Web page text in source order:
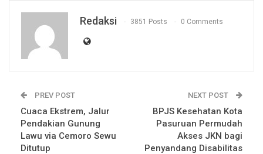
Redaksi 3851 Posts 0 Comments
PREV POST
Cuaca Ekstrem, Jalur
Pendakian Gunung
Lawu via Cemoro Sewu
Ditutup
NEXT POST
BPJS Kesehatan Kota
Pasuruan Permudah
Akses JKN bagi
Penyandang Disabilitas